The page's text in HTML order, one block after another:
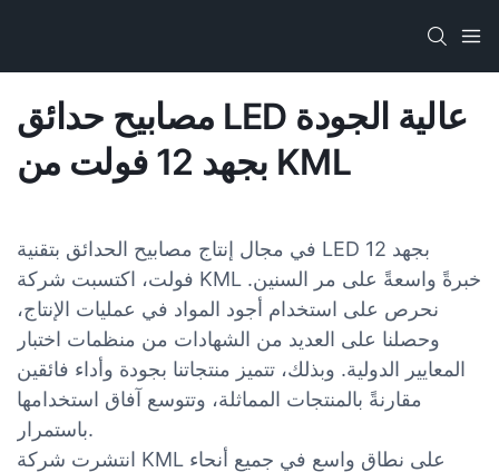
مصابيح حدائق LED عالية الجودة
بجهد 12 فولت من KML
في مجال إنتاج مصابيح الحدائق بتقنية LED بجهد 12
فولت، اكتسبت شركة KML خبرةً واسعةً على مر السنين.
نحرص على استخدام أجود المواد في عمليات الإنتاج،
وحصلنا على العديد من الشهادات من منظمات اختبار
المعايير الدولية. وبذلك، تتميز منتجاتنا بجودة وأداء فائقين
مقارنةً بالمنتجات المماثلة، وتتوسع آفاق استخدامها
باستمرار.
انتشرت شركة KML على نطاق واسع في جميع أنحاء